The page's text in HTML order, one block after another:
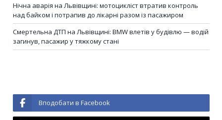
Нічна аварія на Львівщині: мотоцикліст втратив контроль
над байком і потрапив до лікарні разом із пасажиром
Смертельна ДТП на Львівщині: BMW влетів у будівлю — водій
загинув, пасажир у тяжкому стані
Вподобати в Facebook